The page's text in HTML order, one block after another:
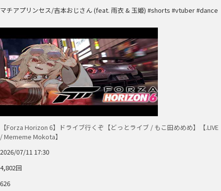
マチアプリンセス/吉本おじさん (feat. 雨衣 & 玉姫) #shorts #vtuber #dance
【Forza Horizon 6】ドライブ行くぞ【どっとライブ / もこ田めめめ】【.LIVE
/ Mememe Mokota】
2026/07/11 17:30
4,802回
626